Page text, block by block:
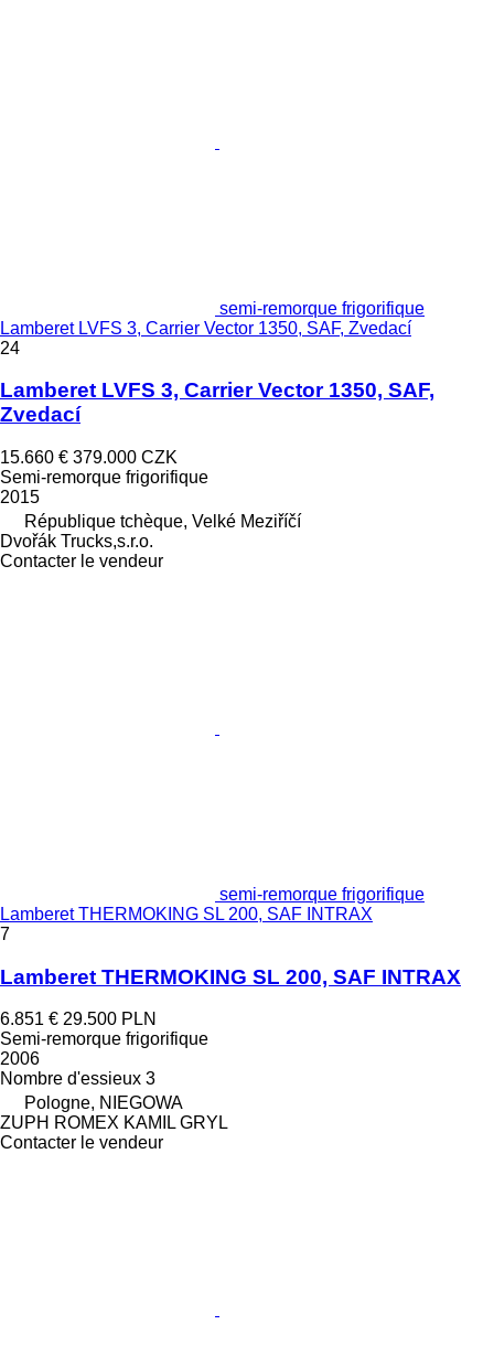
semi-remorque frigorifique
Lamberet LVFS 3, Carrier Vector 1350, SAF, Zvedací
24
Lamberet LVFS 3, Carrier Vector 1350, SAF,
Zvedací
15.660 € 379.000 CZK
Semi-remorque frigorifique
2015
République tchèque, Velké Meziříčí
Dvořák Trucks,s.r.o.
Contacter le vendeur
semi-remorque frigorifique
Lamberet THERMOKING SL 200, SAF INTRAX
7
Lamberet THERMOKING SL 200, SAF INTRAX
6.851 € 29.500 PLN
Semi-remorque frigorifique
2006
Nombre d'essieux 3
Pologne, NIEGOWA
ZUPH ROMEX KAMIL GRYL
Contacter le vendeur